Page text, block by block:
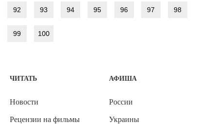
92 93 94 95 96 97 98
99 100
ЧИТАТЬ
Новости
Рецензии на фильмы
АФИША
России
Украины